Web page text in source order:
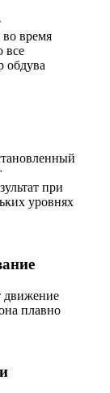
время
все
обдува
при
уровнях
движение
плавно